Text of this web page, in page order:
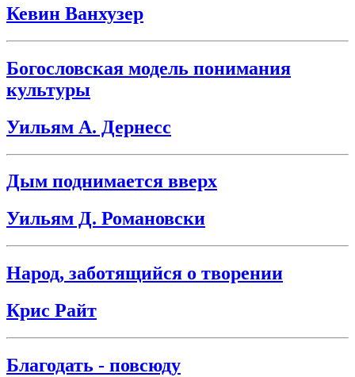
Кевин Ванхузер
Богословская модель понимания
культуры
Уильям А. Дернесс
Дым поднимается вверх
Уильям Д. Романовски
Народ, заботящийся о творении
Крис Райт
Благодать - повсюду